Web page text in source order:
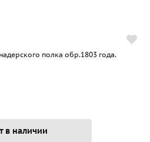
полка обр.1803 года.
в наличии